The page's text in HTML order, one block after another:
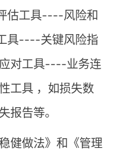
估工具----风险和
具----关键风险指
对工具----业务连
工具 ，如损失数
报告等。
健做法》和《管理